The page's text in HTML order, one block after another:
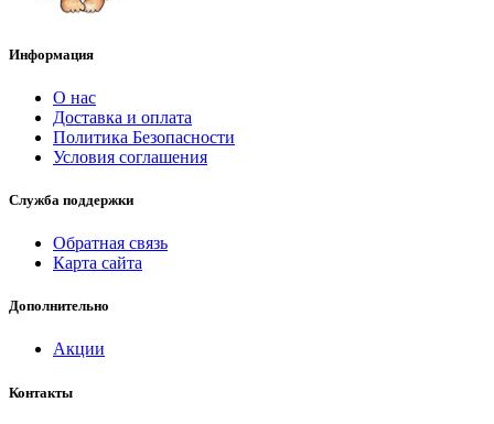
Информация
О нас
Доставка и оплата
Политика Безопасности
Условия соглашения
Служба поддержки
Обратная связь
Карта сайта
Дополнительно
Акции
Контакты